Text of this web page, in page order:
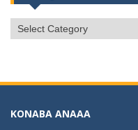
Kategoria
KONABA ANAAA